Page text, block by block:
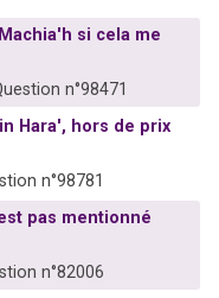
si cela me
n°98471
Hara', hors de prix
n°98781
pas mentionné
n°82006